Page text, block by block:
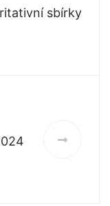
sbírky